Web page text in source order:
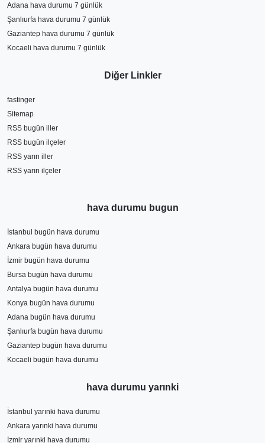
Adana hava durumu 7 günlük
Şanlıurfa hava durumu 7 günlük
Gaziantep hava durumu 7 günlük
Kocaeli hava durumu 7 günlük
Diğer Linkler
fastinger
Sitemap
RSS bugün iller
RSS bugün ilçeler
RSS yarın iller
RSS yarın ilçeler
hava durumu bugun
İstanbul bugün hava durumu
Ankara bugün hava durumu
İzmir bugün hava durumu
Bursa bugün hava durumu
Antalya bugün hava durumu
Konya bugün hava durumu
Adana bugün hava durumu
Şanlıurfa bugün hava durumu
Gaziantep bugün hava durumu
Kocaeli bugün hava durumu
hava durumu yarınki
İstanbul yarınki hava durumu
Ankara yarınki hava durumu
İzmir yarınki hava durumu